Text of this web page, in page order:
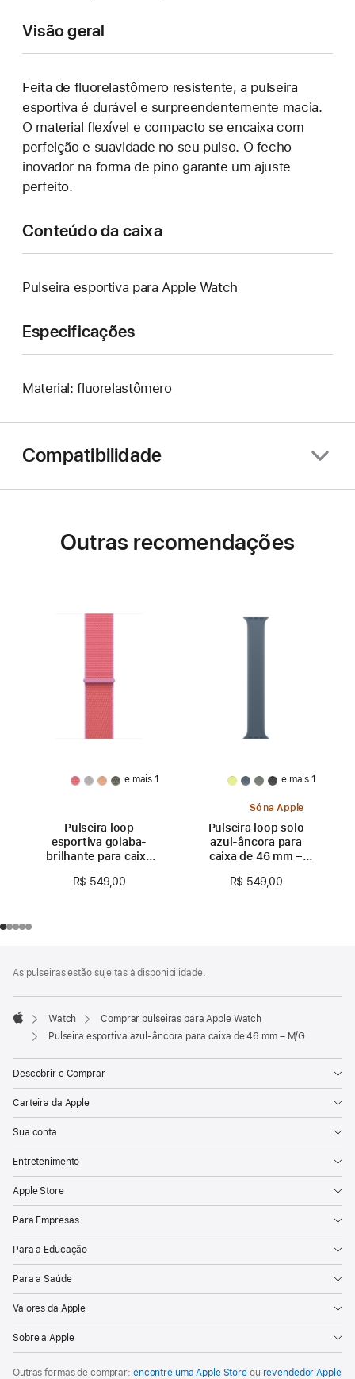
Visão geral
Feita de fluorelastômero resistente, a pulseira
esportiva é durável e surpreendentemente macia.
O material flexível e compacto se encaixa com
perfeição e suavidade no seu pulso. O fecho
inovador na forma de pino garante um ajuste
perfeito.
Conteúdo da caixa
Pulseira esportiva para Apple Watch
Especificações
Material: fluorelastômero
Compatibilidade
Outras recomendações
e mais 1
Pulseira loop
esportiva goiaba-
brilhante para caixa
R$ 549,00
e mais 1
Só na Apple
Pulseira loop solo
azul-âncora para
caixa de 46 mm –
R$ 549,00
de
rodapé
As pulseiras estão sujeitas à disponibilidade.
Apple
Watch
Comprar pulseiras para Apple Watch
Pulseira esportiva azul-âncora para caixa de 46 mm – M/G
Descobrir e Comprar
Carteira da Apple
Sua conta
Entretenimento
Apple Store
Para Empresas
Para a Educação
Para a Saúde
Valores da Apple
Sobre a Apple
Outras formas de comprar: encontre uma Apple Store ou revendedor Apple